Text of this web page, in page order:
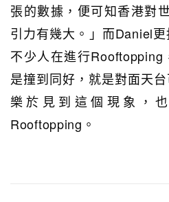
張的數據，便可知香港對
引力有幾大。」而Daniel
不少人在進行
是撞到同好，就是對面天
樂於見到這個現象，
Rooftopping。